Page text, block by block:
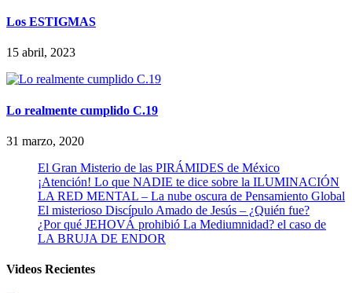
Los ESTIGMAS
15 abril, 2023
Lo realmente cumplido C.19
31 marzo, 2020
El Gran Misterio de las PIRÁMIDES de México
¡Atención! Lo que NADIE te dice sobre la ILUMINACIÓN
LA RED MENTAL – La nube oscura de Pensamiento Global
El misterioso Discípulo Amado de Jesús – ¿Quién fue?
¿Por qué JEHOVÁ prohibió La Mediumnidad? el caso de
LA BRUJA DE ENDOR
Videos Recientes